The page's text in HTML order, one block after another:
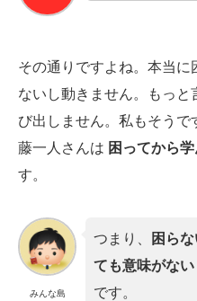
その通りですよね。本当に
ないし動きません。もっ
び出しません。私もそう
藤一人さんは 困ってから
す。
みんな島
つまり、
困ら
ても意味がない
です。